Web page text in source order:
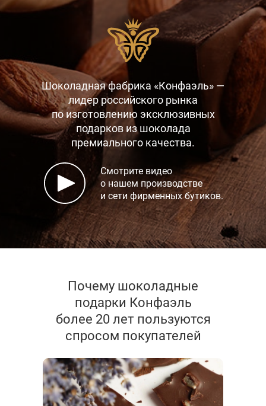
Шоколадная фабрика «Конфаэль» —
лидер российского рынка
по изготовлению эксклюзивных
подарков из шоколада
премиального качества.
Смотрите видео
о нашем производстве
и сети фирменных бутиков.
Почему шоколадные
подарки Конфаэль
более 20 лет пользуются
спросом покупателей